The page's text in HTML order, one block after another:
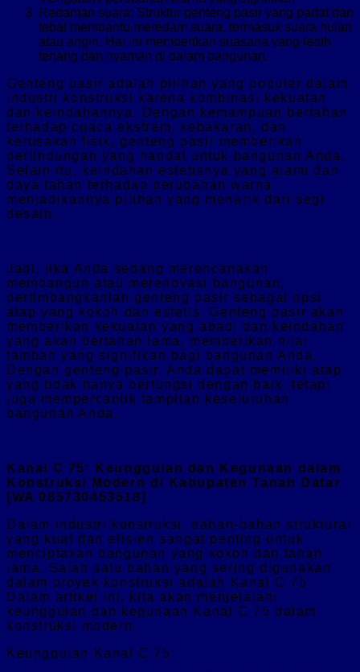
Redaman suara: Struktur genteng pasir yang padat dan
tebal membantu meredam suara, termasuk suara hujan
atau angin. Hal ini memberikan suasana yang lebih
tenang dan nyaman di dalam bangunan.
Genteng pasir adalah pilihan yang populer dalam
industri konstruksi karena kombinasi kekuatan
dan keindahannya. Dengan kemampuan bertahan
terhadap cuaca ekstrem, kebakaran, dan
kerusakan fisik, genteng pasir memberikan
perlindungan yang handal untuk bangunan Anda.
Selain itu, keindahan estetisnya yang alami dan
daya tahan terhadap perubahan warna
menjadikannya pilihan yang menarik dari segi
desain.
Jadi, jika Anda sedang merencanakan
membangun atau merenovasi bangunan,
pertimbangkanlah genteng pasir sebagai opsi
atap yang kokoh dan estetis. Genteng pasir akan
memberikan kekuatan yang abadi dan keindahan
yang akan bertahan lama, memberikan nilai
tambah yang signifikan bagi bangunan Anda.
Dengan genteng pasir, Anda dapat memiliki atap
yang tidak hanya berfungsi dengan baik, tetapi
juga mempercantik tampilan keseluruhan
bangunan Anda.
Kanal C 75: Keunggulan dan Kegunaan dalam
Konstruksi Modern di Kabupaten Tanah Datar
[WA 085730453518]
Dalam industri konstruksi, bahan-bahan struktural
yang kuat dan efisien sangat penting untuk
menciptakan bangunan yang kokoh dan tahan
lama. Salah satu bahan yang sering digunakan
dalam proyek konstruksi adalah Kanal C 75.
Dalam artikel ini, kita akan menjelajahi
keunggulan dan kegunaan Kanal C 75 dalam
konstruksi modern.
Keunggulan Kanal C 75: